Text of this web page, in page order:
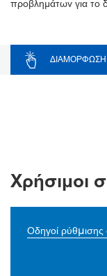
προβλημάτων για το
ΔΙΑΜΌΡΦΩΣΗ
Χρήσιμοι
Οδηγοί